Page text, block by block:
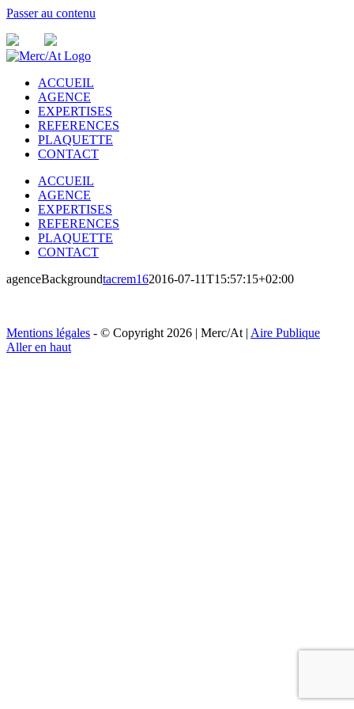
Passer au contenu
ACCUEIL
AGENCE
EXPERTISES
REFERENCES
PLAQUETTE
CONTACT
ACCUEIL
AGENCE
EXPERTISES
REFERENCES
PLAQUETTE
CONTACT
agenceBackgroundtacrem162016-07-11T15:57:15+02:00
Mentions légales - © Copyright 2026 | Merc/At | Aire Publique
Aller en haut